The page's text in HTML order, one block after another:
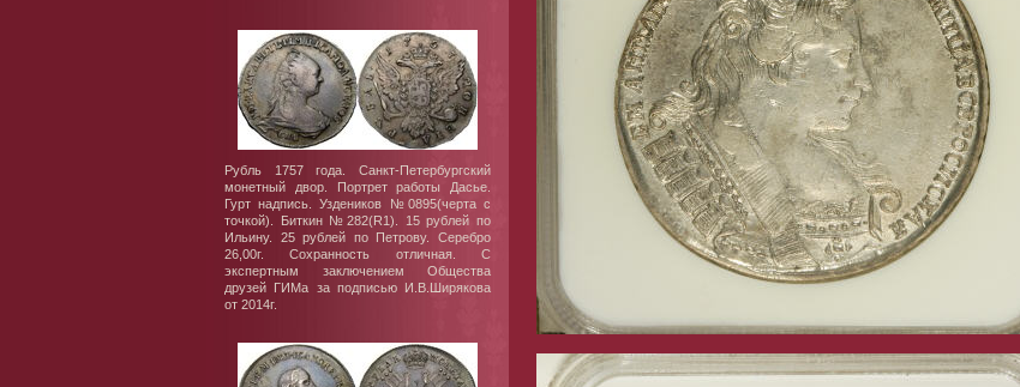
Рубль 1757 года. Санкт-Петербургский
монетный двор. Портрет работы Дасье.
Гурт надпись. Уздеников №0895(черта с
точкой). Биткин №282(R1). 15 рублей по
Ильину. 25 рублей по Петрову. Серебро
26,00г. Сохранность отличная. С
экспертным заключением Общества
друзей ГИМа за подписью И.В.Ширякова
от 2014г.